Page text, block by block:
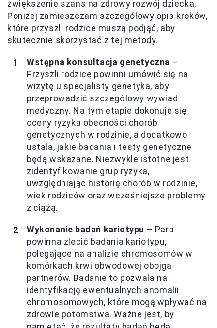
zwiększenie szans na zdrowy rozwój dziecka.
Poniżej zamieszczam szczegółowy opis kroków,
które przyszli rodzice muszą podjąć, aby
skutecznie skorzystać z tej metody.
Wstępna konsultacja genetyczna –
Przyszli rodzice powinni umówić się na
wizytę u specjalisty genetyka, aby
przeprowadzić szczegółowy wywiad
medyczny. Na tym etapie dokonuje się
oceny ryzyka obecności chorób
genetycznych w rodzinie, a dodatkowo
ustala, jakie badania i testy genetyczne
będą wskazane. Niezwykle istotne jest
zidentyfikowanie grup ryzyka,
uwzględniając historię chorób w rodzinie,
wiek rodziców oraz wcześniejsze problemy
z ciążą.
Wykonanie badań kariotypu – Para
powinna zlecić badania kariotypu,
polegające na analizie chromosomów w
komórkach krwi obwodowej obojga
partnerów. Badanie to pozwala na
identyfikację ewentualnych anomalii
chromosomowych, które mogą wpływać na
zdrowie potomstwa. Ważne jest, by